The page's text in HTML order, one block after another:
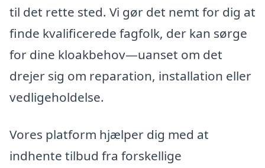
til det rette sted. Vi gør det nemt for dig at
finde kvalificerede fagfolk, der kan sørge
for dine kloakbehov—uanset om det
drejer sig om reparation, installation eller
vedligeholdelse.
Vores platform hjælper dig med at
indhente tilbud fra forskellige